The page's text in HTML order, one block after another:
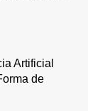
Artificial
de